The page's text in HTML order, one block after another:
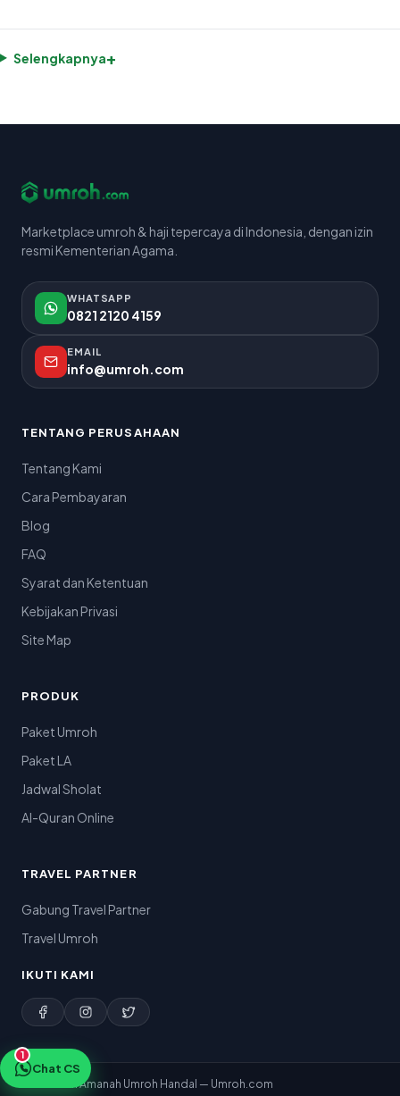
Selengkapnya+
Marketplace umroh & haji tepercaya di Indonesia, dengan izin
resmi Kementerian Agama.
WHATSAPP
0821 2120 4159
EMAIL
info@umroh.com
TENTANG PERUSAHAAN
Tentang Kami
Cara Pembayaran
Blog
FAQ
Syarat dan Ketentuan
Kebijakan Privasi
Site Map
PRODUK
Paket Umroh
Paket LA
Jadwal Sholat
Al-Quran Online
TRAVEL PARTNER
Gabung Travel Partner
Travel Umroh
IKUTI KAMI
© 2026 PT. Amanah Umroh Handal — Umroh.com
Chat CS
1